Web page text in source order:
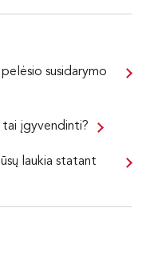
susidarymo
tai įgyvendinti?
laukia statant